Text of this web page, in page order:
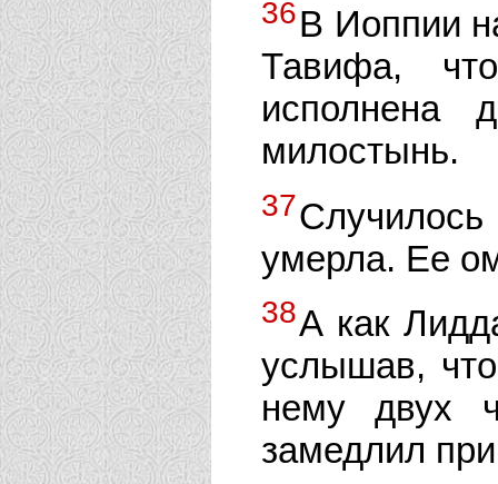
36В Иоппии
Тавифа,
исполнена
милостынь.
37
умерла. Ее
38А как
услышав,
нему двух
замедлил